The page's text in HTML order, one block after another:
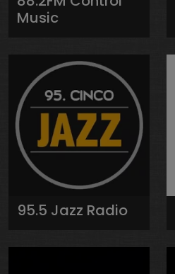
Music
95.5 Jazz Radio